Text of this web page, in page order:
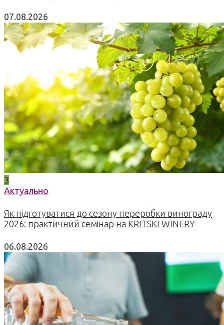
07.08.2026
3
Актуально
Як підготуватися до сезону переробки винограду
2026: практичний семінар на KRITSKI WINERY
06.08.2026